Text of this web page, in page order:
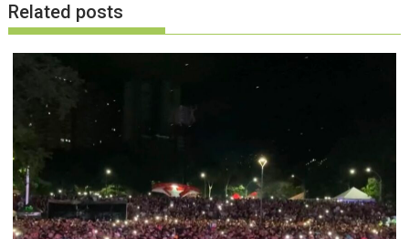
Related posts